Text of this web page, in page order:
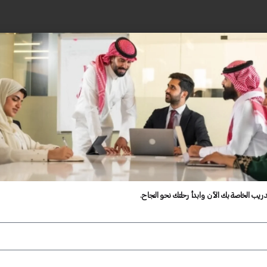
الخاصة بك الآن وابدأ رحلتك نحو النجاح.